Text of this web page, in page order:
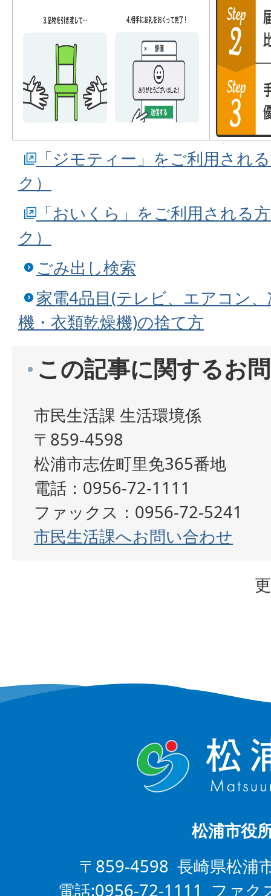
「ジモティー」をご利用され
ク）
「おいくら」をご利用される
ク）
ごみ出し検索
家電4品目(テレビ、エアコン
機・衣類乾燥機)の捨て方
この記事に関するお
市民生活課 生活環境係
〒859-4598
松浦市志佐町里免365番地
電話：0956-72-1111
ファックス：0956-72-5241
市民生活課へお問い合わせ
松浦市役
〒859-4598 長崎県松浦
電話:0956-72-1111 ファ